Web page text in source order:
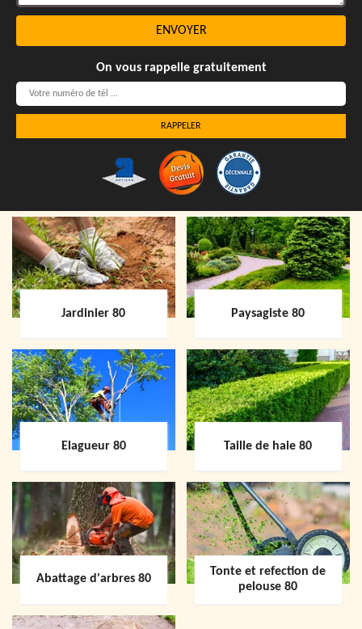
On vous rappelle gratuitement
Jardinier 80 Paysagiste 80
Elagueur 80 Taille de haie 80
Abattage d'arbres 80
Tonte et refection de
pelouse 80